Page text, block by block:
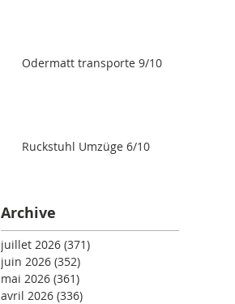
Odermatt transporte 9/10
Ruckstuhl Umzüge 6/10
Archive
juillet 2026 (371)
juin 2026 (352)
mai 2026 (361)
avril 2026 (336)